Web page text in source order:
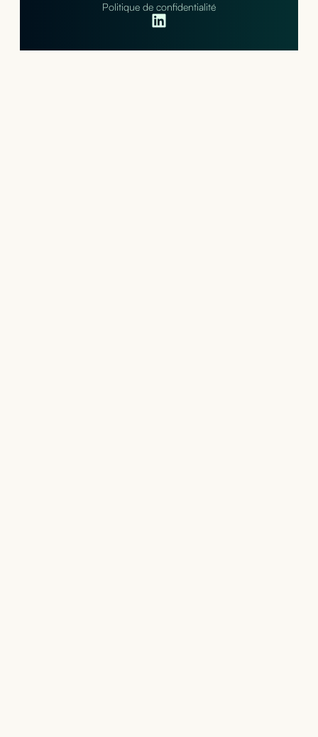
Politique de confidentialité